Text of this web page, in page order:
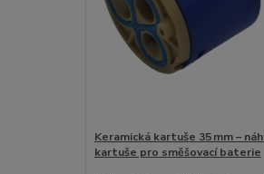
Keramická kartuše 35 mm –
kartuše pro směšovací baterie